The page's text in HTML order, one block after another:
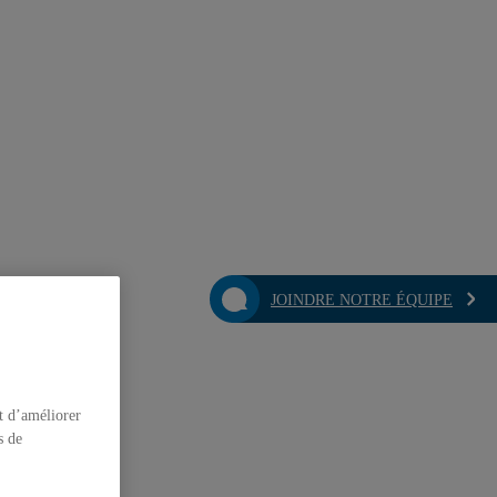
JOINDRE NOTRE ÉQUIPE
d’améliorer
de